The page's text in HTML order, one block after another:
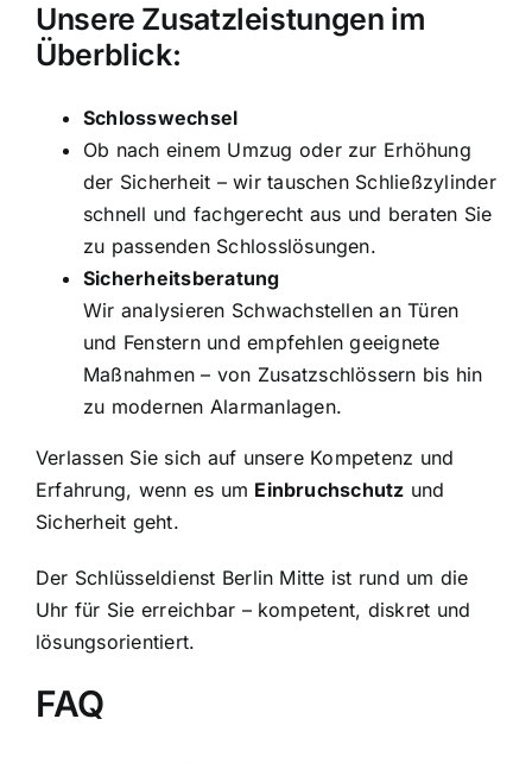
Unsere Zusatzleistungen im
Überblick:
Schlosswechsel
Ob nach einem Umzug oder zur Erhöhung
der Sicherheit – wir tauschen Schließzylinder
schnell und fachgerecht aus und beraten Sie
zu passenden Schlosslösungen.
Sicherheitsberatung
Wir analysieren Schwachstellen an Türen
und Fenstern und empfehlen geeignete
Maßnahmen – von Zusatzschlössern bis hin
zu modernen Alarmanlagen.
Verlassen Sie sich auf unsere Kompetenz und
Erfahrung, wenn es um Einbruchschutz und
Sicherheit geht.
Der Schlüsseldienst Berlin Mitte ist rund um die
Uhr für Sie erreichbar – kompetent, diskret und
lösungsorientiert.
FAQ